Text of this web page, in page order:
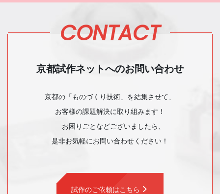
CONTACT
京都試作ネットへのお問い合わせ
京都の「ものづくり技術」を結集させて、
お客様の課題解決に取り組みます！
お困りごとなどございましたら、
是非お気軽にお問い合わせください！
試作のご依頼はこちら